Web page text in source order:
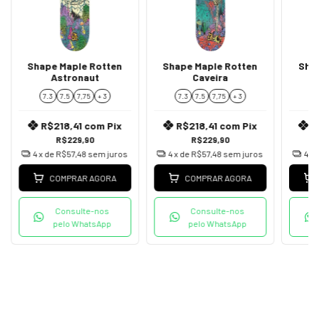
Shape Maple Rotten
Astronaut
7.3 7.5 7,75 + 3
R$229,90
R$218,41 com Pix
4x de R$57,48 sem juros
COMPRAR AGORA
Consulte-nos
pelo WhatsApp
Shape Maple Rotten
Caveira
7.3 7.5 7,75 + 3
R$229,90
R$218,41 com Pix
4x de R$57,48 sem juros
COMPRAR AGORA
Consulte-nos
pelo WhatsApp
4